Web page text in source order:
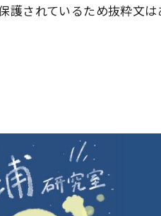
護されているため抜粋文は